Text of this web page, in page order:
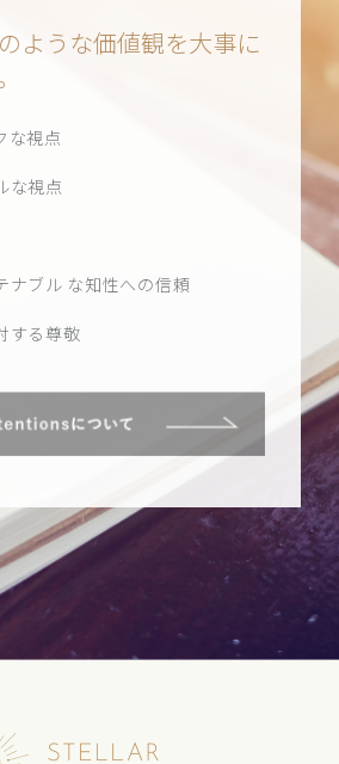
ような価値観を大事に
な視点
な視点
ナブル な知性への信頼
する尊敬